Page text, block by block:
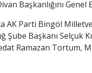
Başkanlığını Genel
AK Parti Bingöl
Şube Başkanı Selçuk
Ramazan Tortum,